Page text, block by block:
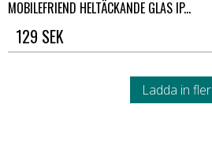
MOBILEFRIEND HELTÄCKANDE GLAS IP...
129 SEK
Ladda in fler